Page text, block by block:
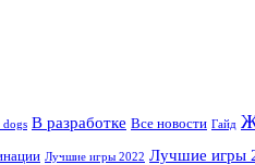
dogs В разработке Все новости Гайд
Лучшие игры 2022 Лучшие игры